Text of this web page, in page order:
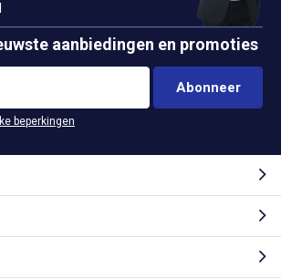
aanbiedingen en promoties
Abonneer
beperkingen